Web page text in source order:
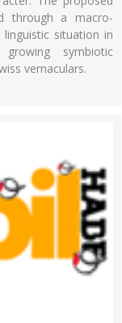
through a macro-
situation in
symbiotic
vernaculars.